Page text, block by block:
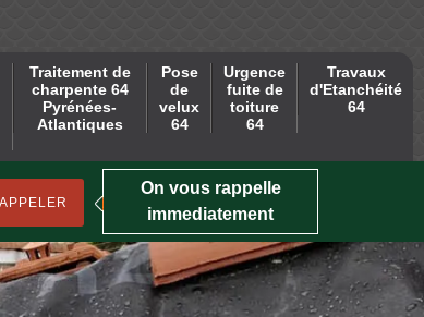
Traitement de
charpente 64
Pyrénées-
Atlantiques
Pose
de
velux
64
Urgence
fuite de
toiture
64
Travaux
d'Etanchéité
64
On vous rappelle
immediatement